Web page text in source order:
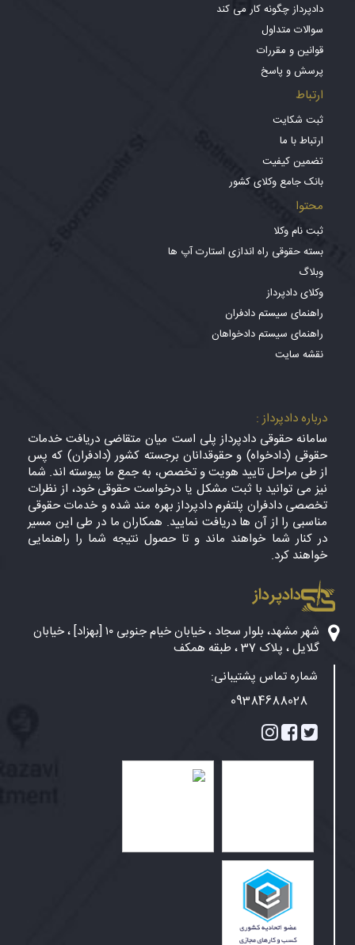
دادپرداز چگونه کار می کند
سوالات متداول
قوانین و مقررات
پرسش و پاسخ
ارتباط
ثبت شکایت
ارتباط با ما
تضمین کیفیت
بانک جامع وکلای کشور
محتوا
ثبت نام وکلا
بسته حقوقی راه اندازی استارت آپ ها
وبلاگ
وکلای دادپرداز
راهنمای سیستم دادفران
راهنمای سیستم دادخواهان
نقشه سایت
درباره دادپرداز :
سامانه حقوقی دادپرداز پلی است میان متقاضی دریافت خدمات
حقوقی (دادخواه) و حقوقدانان برجسته کشور (دادفران) که پس
از طی مراحل تایید هویت و تخصص، به جمع ما پیوسته اند. شما
نیز می توانید با ثبت مشکل یا درخواست حقوقی خود، از نظرات
تخصصی دادفران پلتفرم دادپرداز بهره مند شده و خدمات حقوقی
مناسبی را از آن ها دریافت نمایید. همکاران ما در طی این مسیر
در کنار شما خواهند ماند و تا حصول نتیجه شما را راهنمایی
خواهند کرد.
دادپرداز
شهر مشهد، بلوار سجاد ، خیابان خیام جنوبی ۱۰ [بهزاد] ، خیابان
گلایل ، پلاک 37 ، طبقه همکف
شماره تماس پشتیبانی:
09384688028